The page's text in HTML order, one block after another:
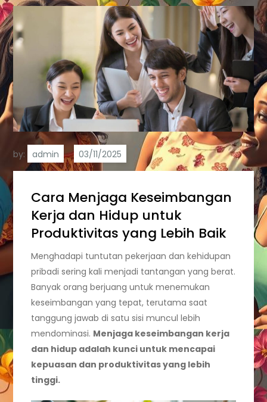
by: admin
Cara Menjaga Keseimbangan
Kerja dan Hidup untuk
Produktivitas yang Lebih Baik
Menghadapi tuntutan pekerjaan dan kehidupan
pribadi sering kali menjadi tantangan yang berat.
Banyak orang berjuang untuk menemukan
keseimbangan yang tepat, terutama saat
tanggung jawab di satu sisi muncul lebih
mendominasi. Menjaga keseimbangan kerja
dan hidup adalah kunci untuk mencapai
kepuasan dan produktivitas yang lebih
tinggi.